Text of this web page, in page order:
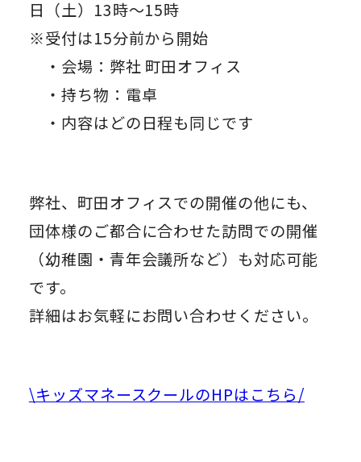
日（土）13時～15時
※受付は15分前から開始
・会場：弊社 町田オフィス
・持ち物：電卓
・内容はどの日程も同じです
弊社、町田オフィスでの開催の他にも、
団体様のご都合に合わせた訪問での開催
（幼稚園・青年会議所など）も対応可能
です。
詳細はお気軽にお問い合わせください。
\キッズマネースクールのHPはこちら/